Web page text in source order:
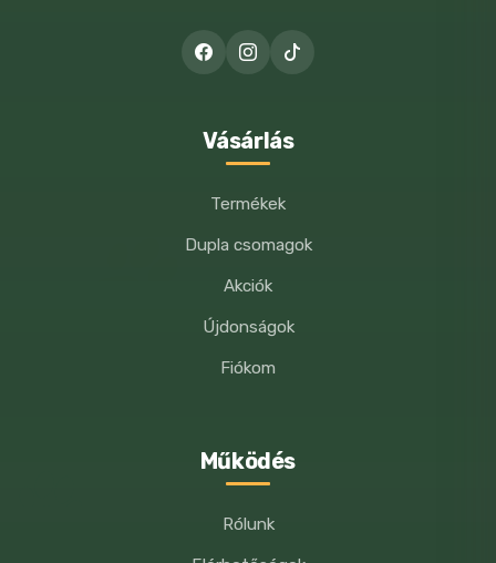
Vásárlás
Termékek
Dupla csomagok
Akciók
Újdonságok
Fiókom
Működés
Rólunk